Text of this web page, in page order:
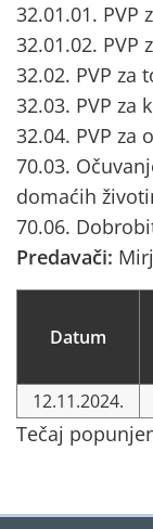
32.01.01.
32.01.02. PVP
32.02. PVP za
32.03. PVP za
32.04. PVP za
70.03.
domaćih
70.06.
Predavači:
Datum
12.11.2024.
Tečaj